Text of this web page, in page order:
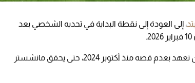
، إلى العودة إلى نقطة البداية في تحديه الشخصي بعد
وأدى هذا التعادل إلى حرمان إيليت من قص شعره، بعد أن تعهد بعدم قصه منذ أكتوبر 2024، حتى يحقق مانشستر